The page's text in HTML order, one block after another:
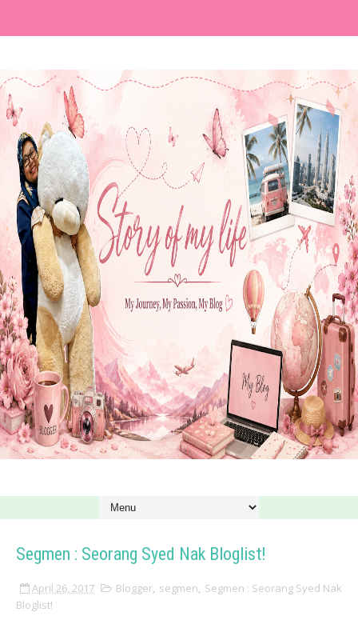
Segmen : Seorang Syed Nak Bloglist!
April 26, 2017 Blogger, segmen, Segmen : Seorang Syed Nak
Bloglist!